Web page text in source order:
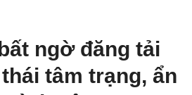
ngờ đăng tải
tâm trạng, ẩn